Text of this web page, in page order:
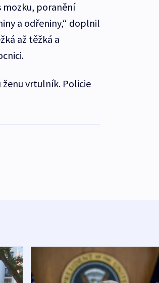
mozku, poranění
a odřeniny,“ doplnil
až těžká a
vrtulník. Policie